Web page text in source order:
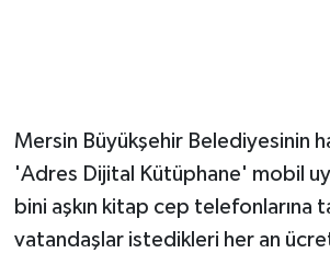
Mersin Büyükşehir Belediyesinin
'Adres Dijital Kütüphane' mobil
bini aşkın kitap cep telefonlarına
vatandaşlar istedikleri her an